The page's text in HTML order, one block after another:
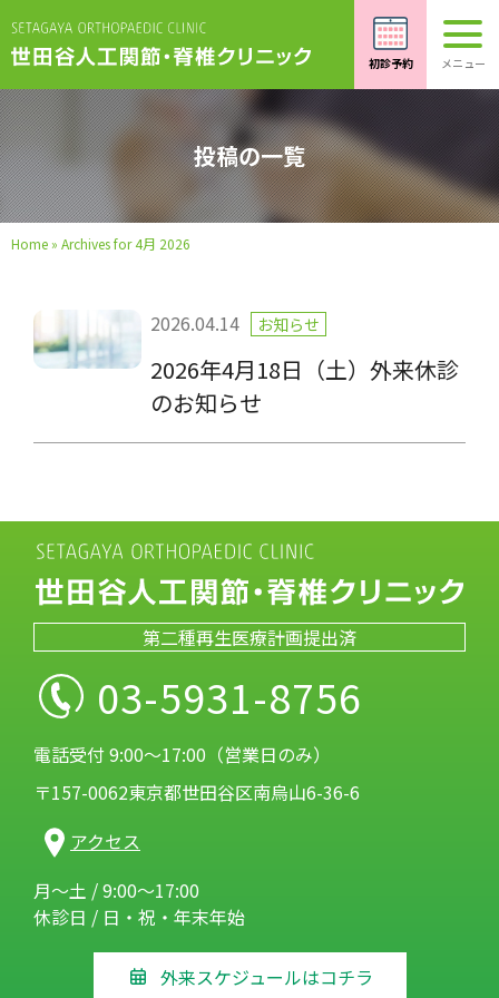
投稿の一覧
Home» Archives for 4月 2026
2026.04.14 お知らせ
2026年4月18日（土）外来休診
のお知らせ
第二種再生医療計画提出済
03-5931-8756
電話受付 9:00～17:00（営業日のみ）
〒157-0062東京都世田谷区南烏山6-36-6
アクセス
月～土 / 9:00～17:00
休診日 / 日・祝・年末年始
外来スケジュールはコチラ